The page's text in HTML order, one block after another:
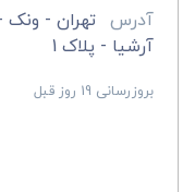
آدرس
تهران - ونک
آرشیا - پلاک 1
بروزرسانی 19 روز قبل